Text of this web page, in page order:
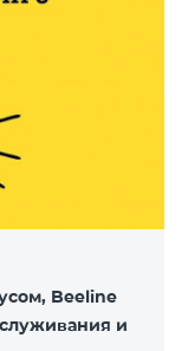
Beeline
и